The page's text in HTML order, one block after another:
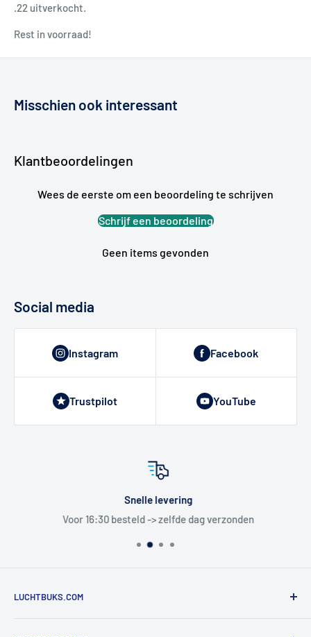
.22 uitverkocht.
Rest in voorraad!
Misschien ook interessant
Klantbeoordelingen
Wees de eerste om een beoordeling te schrijven
Schrijf een beoordeling
Geen items gevonden
Social media
Instagram Facebook
Trustpilot YouTube
Snelle levering
Voor 16:30 besteld -> zelfde dag verzonden
LUCHTBUKS.COM